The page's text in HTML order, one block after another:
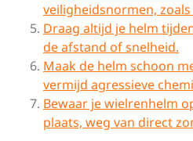
veiligheidsnormen, zoals
Draag altijd je helm
de afstand of snelheid.
Maak de helm schoon
vermijd agressieve
Bewaar je wielrenhelm
plaats, weg van direct